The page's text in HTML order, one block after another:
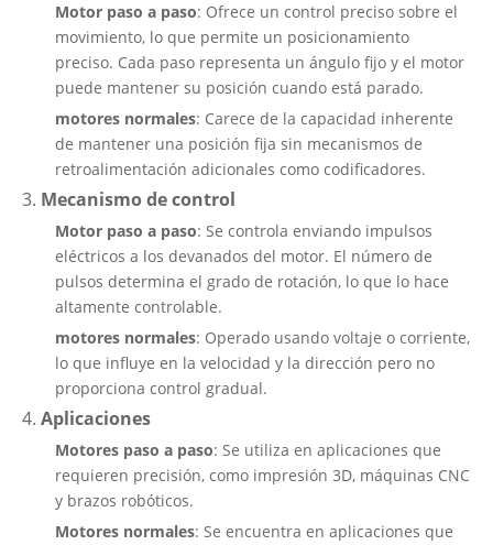
Motor paso a paso: Ofrece un control preciso sobre el
movimiento, lo que permite un posicionamiento
preciso. Cada paso representa un ángulo fijo y el motor
puede mantener su posición cuando está parado.
motores normales: Carece de la capacidad inherente
de mantener una posición fija sin mecanismos de
retroalimentación adicionales como codificadores.
3. Mecanismo de control
Motor paso a paso: Se controla enviando impulsos
eléctricos a los devanados del motor. El número de
pulsos determina el grado de rotación, lo que lo hace
altamente controlable.
motores normales: Operado usando voltaje o corriente,
lo que influye en la velocidad y la dirección pero no
proporciona control gradual.
4. Aplicaciones
Motores paso a paso: Se utiliza en aplicaciones que
requieren precisión, como impresión 3D, máquinas CNC
y brazos robóticos.
Motores normales: Se encuentra en aplicaciones que